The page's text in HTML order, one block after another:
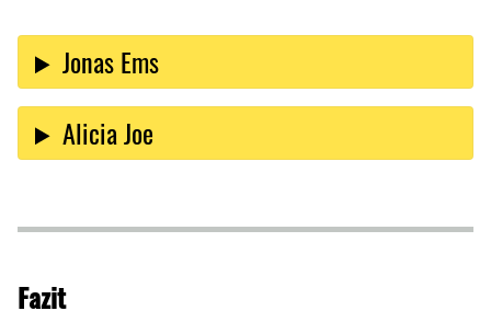
Jonas Ems
Alicia Joe
Fazit